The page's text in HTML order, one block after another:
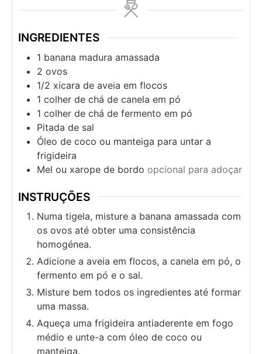
INGREDIENTES
1 banana madura amassada
2 ovos
1/2 xícara de aveia em flocos
1 colher de chá de canela em pó
1 colher de chá de fermento em pó
Pitada de sal
Óleo de coco ou manteiga para untar a
frigideira
Mel ou xarope de bordo opcional para adoçar
INSTRUÇÕES
Numa tigela, misture a banana amassada com
os ovos até obter uma consistência
homogénea.
Adicione a aveia em flocos, a canela em pó, o
fermento em pó e o sal.
Misture bem todos os ingredientes até formar
uma massa.
Aqueça uma frigideira antiaderente em fogo
médio e unte-a com óleo de coco ou
manteiga.